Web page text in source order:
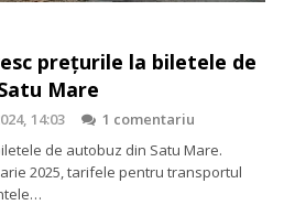
preţurile la biletele de
Mare
14:03
1 comentariu
de autobuz din Satu Mare.
2025, tarifele pentru transportul